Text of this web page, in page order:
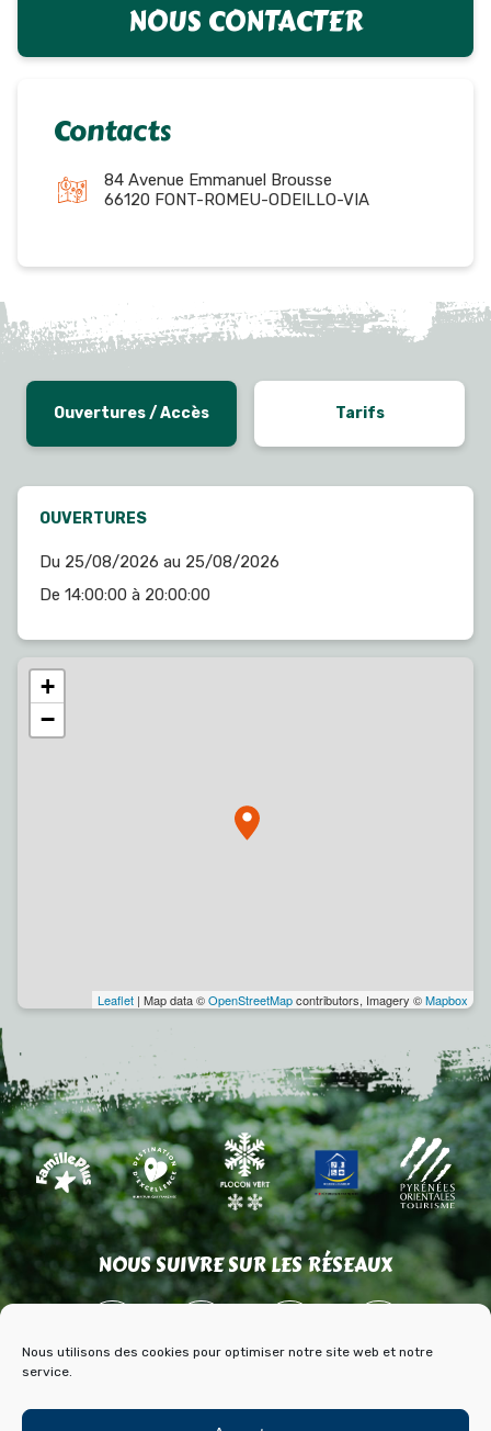
Nous utilisons des cookies pour optimiser notre site web et notre
service.
NOUS CONTACTER
Contacts
84 Avenue Emmanuel Brousse
66120 FONT-ROMEU-ODEILLO-VIA
Ouvertures / Accès Tarifs
OUVERTURES
Du 25/08/2026 au 25/08/2026
De 14:00:00 à 20:00:00
+
−
Leaflet | Map data ©OpenStreetMapcontributors, Imagery ©Mapbox
NOUS SUIVRE SUR LES RÉSEAUX